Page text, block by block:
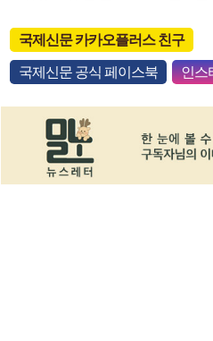
국제신문 카카오플러스 친구
국제신문 공식 페이스북 인스